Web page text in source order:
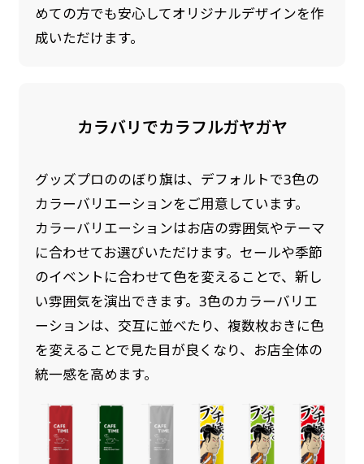
めての方でも安心してオリジナルデザインを作
成いただけます。
カラバリでカラフルガヤガヤ
グッズプロののぼり旗は、デフォルトで3色の
カラーバリエーションをご用意しています。
カラーバリエーションはお店の雰囲気やテーマ
に合わせてお選びいただけます。セールや季節
のイベントに合わせて色を変えることで、新し
い雰囲気を演出できます。3色のカラーバリエ
ーションは、交互に並べたり、複数枚おきに色
を変えることで見た目が良くなり、お店全体の
統一感を高めます。